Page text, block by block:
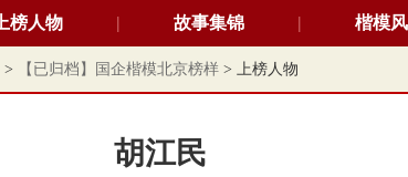
上榜人物 故事集锦 楷模
> 【已归档】国企楷模北京榜样 > 上榜人物
胡江民